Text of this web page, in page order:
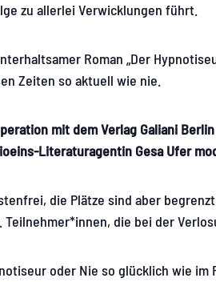
zu allerlei Verwicklungen führt.
Roman „Der
Zeiten so aktuell wie nie.
mit dem Verlag Galiani
Literaturagentin Gesa Ufer
die Plätze sind aber
Teilnehmer*innen, die bei der
oder Nie so glücklich wie im